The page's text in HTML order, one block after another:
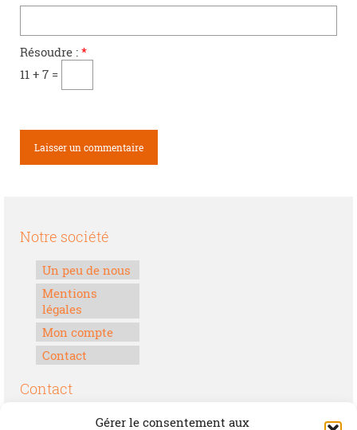
Gérer le consentement aux
Résoudre : *
11 + 7 =
Notre société
Un peu de nous
Mentions
légales
Mon compte
Contact
Contact
Boulevard Félix Houphouët-Boigny